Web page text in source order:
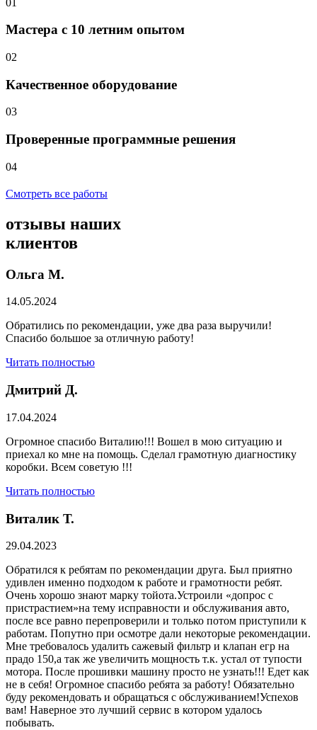
Мастера с 10 летним опытом
02
Качественное оборудование
03
Проверенные программные решения
04
Смотреть все работы
отзывы наших
клиентов
Ольга М.
14.05.2024
Обратились по рекомендации, уже два раза выручили!
Спасибо большое за отличную работу!
Читать полностью
Дмитрий Д.
17.04.2024
Огромное спасибо Виталию!!! Вошел в мою ситуацию и
приехал ко мне на помощь. Сделал грамотную диагностику
коробки. Всем советую !!!
Читать полностью
Виталик Т.
29.04.2023
Обратился к ребятам по рекомендации друга. Был приятно
удивлен именно подходом к работе и грамотности ребят.
Очень хорошо знают марку тойота.Устроили «допрос с
пристрастием»на тему исправности и обслуживания авто,
после все равно перепроверили и только потом приступили к
работам. Попутно при осмотре дали некоторые рекомендации.
Мне требовалось удалить сажевый фильтр и клапан егр на
прадо 150,а так же увеличить мощность т.к. устал от тупости
мотора. После прошивки машину просто не узнать!!! Едет как
не в себя! Огромное спасибо ребята за работу! Обязательно
буду рекомендовать и обращаться с обслуживанием!Успехов
вам! Наверное это лучший сервис в котором удалось
побывать.